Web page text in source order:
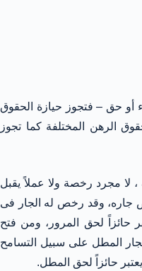
أو حق – فتجوز حيازة الحقوق
الرهن المختلفة كما تجوز
لا مجرد رخصة ولا عملاً يقبل
جاره، وقد رخص له الجار فى
حائزاً لحق المرور، ومن فتح
المطل على سبيل التسامح
حائزاً لحق المطل.